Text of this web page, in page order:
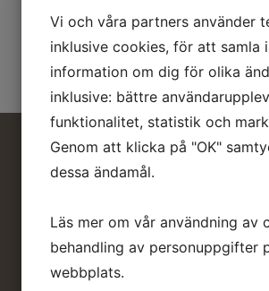
Produkter per sida
12
Information
Om oss
Leverans & Köpvillkor
Integritetspolicy
Vi och våra partners använder
inklusive cookies, för att samla
information om dig för olika
inklusive: bättre
funktionalitet, statistik och
Genom att klicka på "OK"
dessa ändamål.
Läs mer om vår användning av
behandling av personuppgifter
webbplats.